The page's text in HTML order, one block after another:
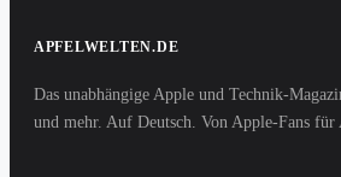
APFELWELTEN.DE
Das unabhängige Apple und Technik-
und mehr. Auf Deutsch. Von Apple-Fans für